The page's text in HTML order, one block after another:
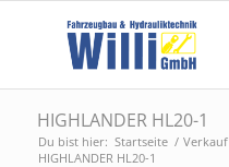
HIGHLANDER HL20-1
Du bist hier: Startseite / Verkauf
HIGHLANDER HL20-1